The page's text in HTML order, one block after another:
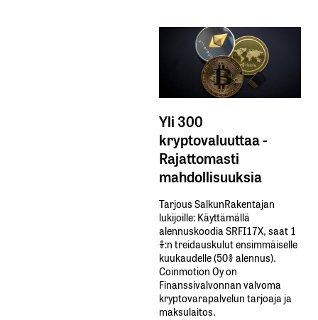
Yli 300
kryptovaluuttaa -
Rajattomasti
mahdollisuuksia
Tarjous SalkunRakentajan
lukijoille: Käyttämällä​ ​
alennuskoodia​ ​SRFI17X,​ ​saat​ ​1
%:n treidauskulut​ ​ensimmäiselle​ ​
kuukaudelle​ ​(50%​ ​alennus).
Coinmotion Oy on
Finanssivalvonnan valvoma
kryptovarapalvelun tarjoaja ja
maksulaitos.